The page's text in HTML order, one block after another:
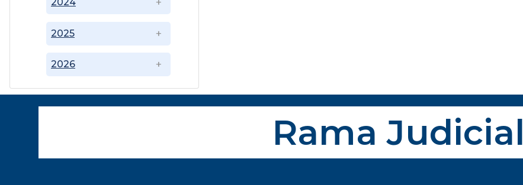
2025
2026
Rama Judicial